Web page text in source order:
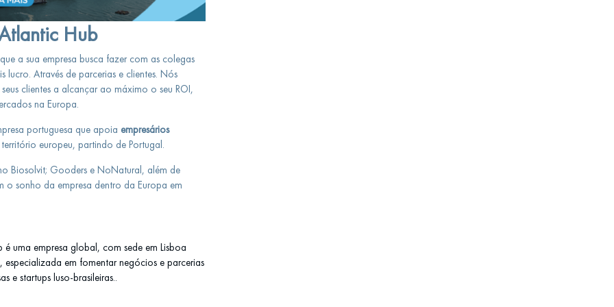
Hub
a sua empresa busca fazer com as colegas
Através de parcerias e clientes. Nós
clientes a alcançar ao máximo o seu ROI,
na Europa.
portuguesa que apoia empresários
europeu, partindo de Portugal.
Biosolvit; Gooders e NoNatural, além de
o sonho da empresa dentro da Europa em
uma empresa global, com sede em Lisboa
especializada em fomentar negócios e parcerias
e startups luso-brasileiras..